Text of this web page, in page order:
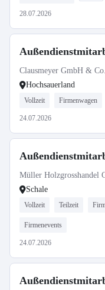
28.07.2026
Clausmeyer GmbH &
Hochsauerland
Vollzeit Firmenwagen
24.07.2026
Müller Holzgrosshandel
Schale
Vollzeit Teilzeit
Firmenevents
24.07.2026